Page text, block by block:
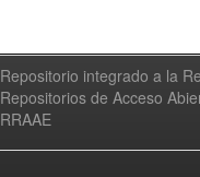
Repositorio integrado a la
Repositorios de Acceso
RRAAE